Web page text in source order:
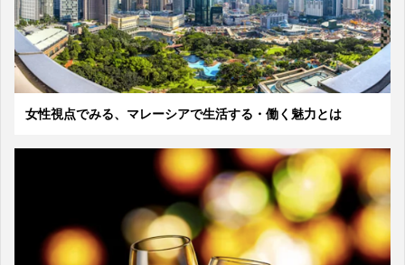
女性視点でみる、マレーシアで生活する・働く魅力とは